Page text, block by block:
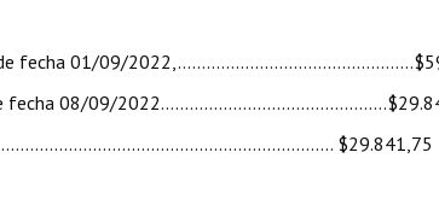
de fecha 01/09/
fecha 08/09/
$29.841,75